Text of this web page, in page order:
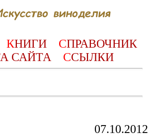
КНИГИ СПРАВОЧНИК
САЙТА ССЫЛКИ
07.10.2012